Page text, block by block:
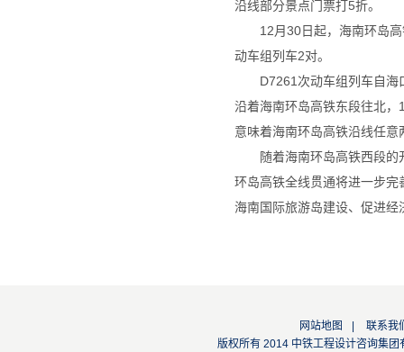
沿线部分景点门票打5折。
12月30日起，海南环岛
动车组列车2对。
D7261次动车组列车自
沿着海南环岛高铁东段往北
意味着海南环岛高铁沿线任
随着海南环岛高铁西段
环岛高铁全线贯通将进一步完
海南国际旅游岛建设、促进
网站地图
联系我
版权所有 2014 中铁工程设计咨询